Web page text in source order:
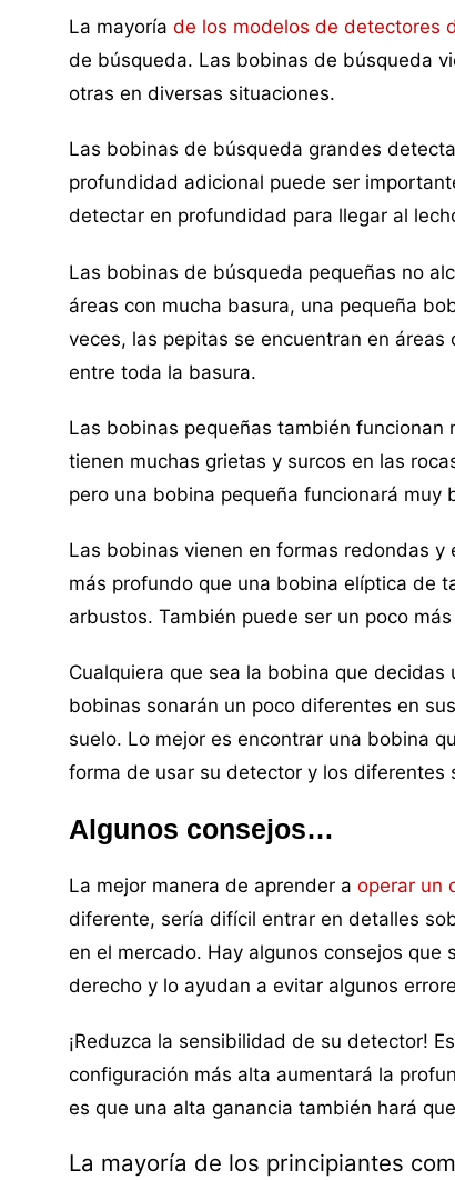
La mayoría de los modelos de detectores
de búsqueda. Las bobinas de búsqueda
otras en diversas situaciones.
Las bobinas de búsqueda grandes
profundidad adicional puede ser
detectar en profundidad para llegar al
Las bobinas de búsqueda pequeñas no
áreas con mucha basura, una pequeña
veces, las pepitas se encuentran en
entre toda la basura.
Las bobinas pequeñas también
tienen muchas grietas y surcos en las
pero una bobina pequeña funcionará muy
Las bobinas vienen en formas redondas
más profundo que una bobina elíptica de
arbustos. También puede ser un poco
Cualquiera que sea la bobina que
bobinas sonarán un poco diferentes en
suelo. Lo mejor es encontrar una bobina
forma de usar su detector y los diferentes
Algunos consejos…
La mejor manera de aprender a operar un
diferente, sería difícil entrar en detalles
en el mercado. Hay algunos consejos
derecho y lo ayudan a evitar algunos
¡Reduzca la sensibilidad de su detector!
configuración más alta aumentará la
es que una alta ganancia también hará
La mayoría de los principiantes